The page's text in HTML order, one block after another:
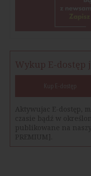
Wykup E-dostęp
Kup E-dostęp
Aktywujac E-dostęp,
czasie bądź w
publikowane na
PREMIUM].